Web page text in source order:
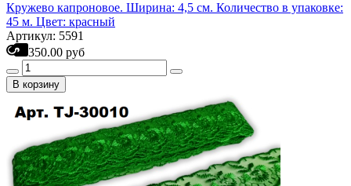
Кружево капроновое. Ширина: 4,5 см. Количество в упаковке:
45 м. Цвет: красный
Артикул: 5591
350.00 руб
В корзину